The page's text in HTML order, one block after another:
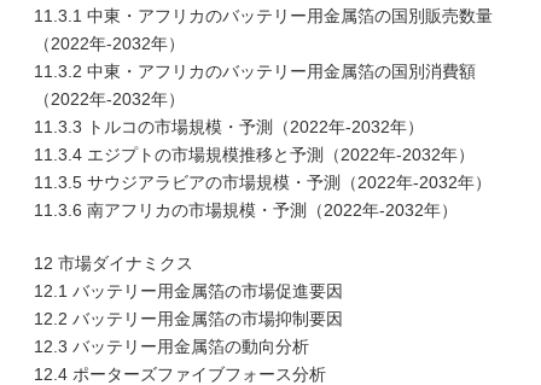
11.3.1 中東・アフリカのバッテリー用金属箔の国別販売数量
（2022年-2032年）
11.3.2 中東・アフリカのバッテリー用金属箔の国別消費額
（2022年-2032年）
11.3.3 トルコの市場規模・予測（2022年-2032年）
11.3.4 エジプトの市場規模推移と予測（2022年-2032年）
11.3.5 サウジアラビアの市場規模・予測（2022年-2032年）
11.3.6 南アフリカの市場規模・予測（2022年-2032年）
12 市場ダイナミクス
12.1 バッテリー用金属箔の市場促進要因
12.2 バッテリー用金属箔の市場抑制要因
12.3 バッテリー用金属箔の動向分析
12.4 ポーターズファイブフォース分析